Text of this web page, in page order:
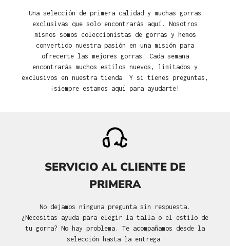
Una selección de primera calidad y muchas gorras
exclusivas que solo encontrarás aquí. Nosotros
mismos somos coleccionistas de gorras y hemos
convertido nuestra pasión en una misión para
ofrecerte las mejores gorras. Cada semana
encontrarás muchos estilos nuevos, limitados y
exclusivos en nuestra tienda. Y si tienes preguntas,
¡siempre estamos aquí para ayudarte!
SERVICIO AL CLIENTE DE
PRIMERA
No dejamos ninguna pregunta sin respuesta.
¿Necesitas ayuda para elegir la talla o el estilo de
tu gorra? No hay problema. Te acompañamos desde la
selección hasta la entrega.